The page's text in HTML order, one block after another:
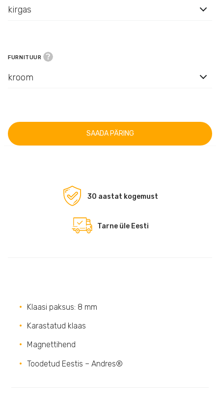
kirgas
FURNITUUR
kroom
SAADA PÄRING
30 aastat kogemust
Tarne üle Eesti
Klaasi paksus: 8 mm
Karastatud klaas
Magnettihend
Toodetud Eestis – Andres®